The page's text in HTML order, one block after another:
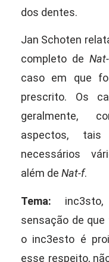
dos dentes.
Jan Schoten
completo de
caso em que
prescrito. Os
geralmente,
aspectos,
necessários
além de Nat-f.
Tema: inc3sto,
sensação de que
o inc3esto é
esse respeito,